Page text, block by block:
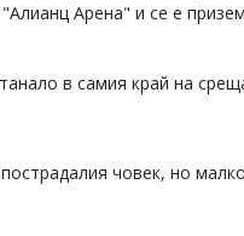
Арена" и се е
в самия край на
човек, но